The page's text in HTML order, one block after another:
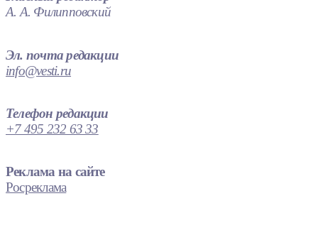
А. А. Филипповский
Эл. почта редакции
info@vesti.ru
Телефон редакции
+7 495 232 63 33
Реклама на сайте
Росреклама